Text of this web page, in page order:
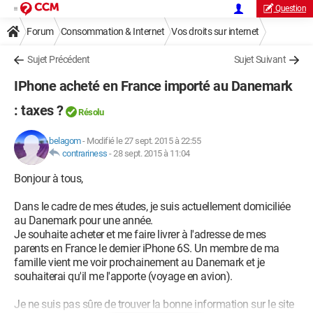
Question
Forum Consommation & Internet Vos droits sur internet
Sujet Précédent Sujet Suivant
IPhone acheté en France importé au Danemark
: taxes ?
Résolu
belagom- Modifié le 27 sept. 2015 à 22:55
contrariness -28 sept. 2015 à 11:04
Bonjour à tous,
Dans le cadre de mes études, je suis actuellement domiciliée
au Danemark pour une année.
Je souhaite acheter et me faire livrer à l'adresse de mes
parents en France le dernier iPhone 6S. Un membre de ma
famille vient me voir prochainement au Danemark et je
souhaiterai qu'il me l'apporte (voyage en avion).
Je ne suis pas sûre de trouver la bonne information sur le site